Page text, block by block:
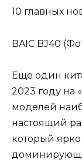
BAIC BJ40
Еще один
2023 году на
моделей
настоящий
который